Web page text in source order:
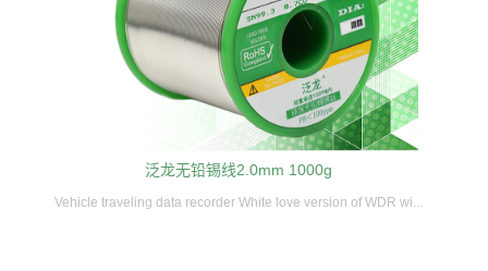
泛龙无铅锡线2.0mm 1000g
Vehicle traveling data recorder White love version of WDR wi...